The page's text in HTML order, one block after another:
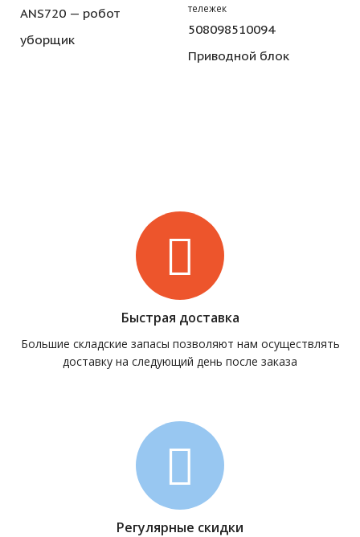
ANS720 — робот
уборщик
тележек
508098510094
Приводной блок
Быстрая доставка
Большие складские запасы позволяют нам осуществлять
доставку на следующий день после заказа
Регулярные скидки